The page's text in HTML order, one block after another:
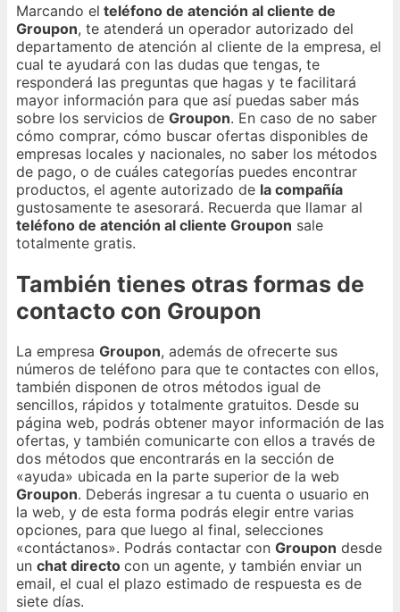
Marcando el teléfono de atención al cliente de
Groupon, te atenderá un operador autorizado del
departamento de atención al cliente de la empresa, el
cual te ayudará con las dudas que tengas, te
responderá las preguntas que hagas y te facilitará
mayor información para que así puedas saber más
sobre los servicios de Groupon. En caso de no saber
cómo comprar, cómo buscar ofertas disponibles de
empresas locales y nacionales, no saber los métodos
de pago, o de cuáles categorías puedes encontrar
productos, el agente autorizado de la compañía
gustosamente te asesorará. Recuerda que llamar al
teléfono de atención al cliente Groupon sale
totalmente gratis.
También tienes otras formas de
contacto con Groupon
La empresa Groupon, además de ofrecerte sus
números de teléfono para que te contactes con ellos,
también disponen de otros métodos igual de
sencillos, rápidos y totalmente gratuitos. Desde su
página web, podrás obtener mayor información de las
ofertas, y también comunicarte con ellos a través de
dos métodos que encontrarás en la sección de
«ayuda» ubicada en la parte superior de la web
Groupon. Deberás ingresar a tu cuenta o usuario en
la web, y de esta forma podrás elegir entre varias
opciones, para que luego al final, selecciones
«contáctanos». Podrás contactar con Groupon desde
un chat directo con un agente, y también enviar un
email, el cual el plazo estimado de respuesta es de
siete días.